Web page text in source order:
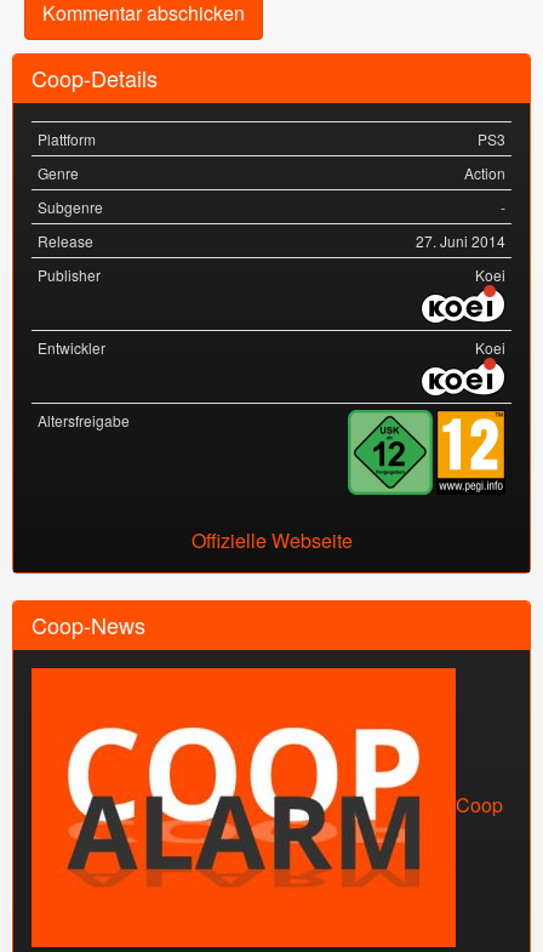
Coop-Details
Plattform
PS3
Genre
Action
Subgenre
-
Release
27. Juni 2014
Publisher
Koei
Entwickler Koei
Altersfreigabe
Offizielle Webseite
Coop-News
Coop